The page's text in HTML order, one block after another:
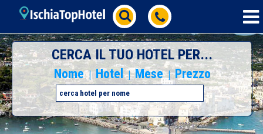
CERCA IL TUO HOTEL PER...
Nome | Hotel | Mese | Prezzo